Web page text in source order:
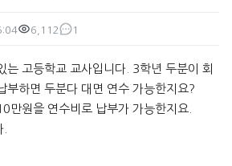
6,112
댓글
1
는 고등학교 교사입니다. 3학년 두분이 회
부하면 두분다 대면 연수 가능한지요?
만원을 연수비로 납부가 가능한지요.